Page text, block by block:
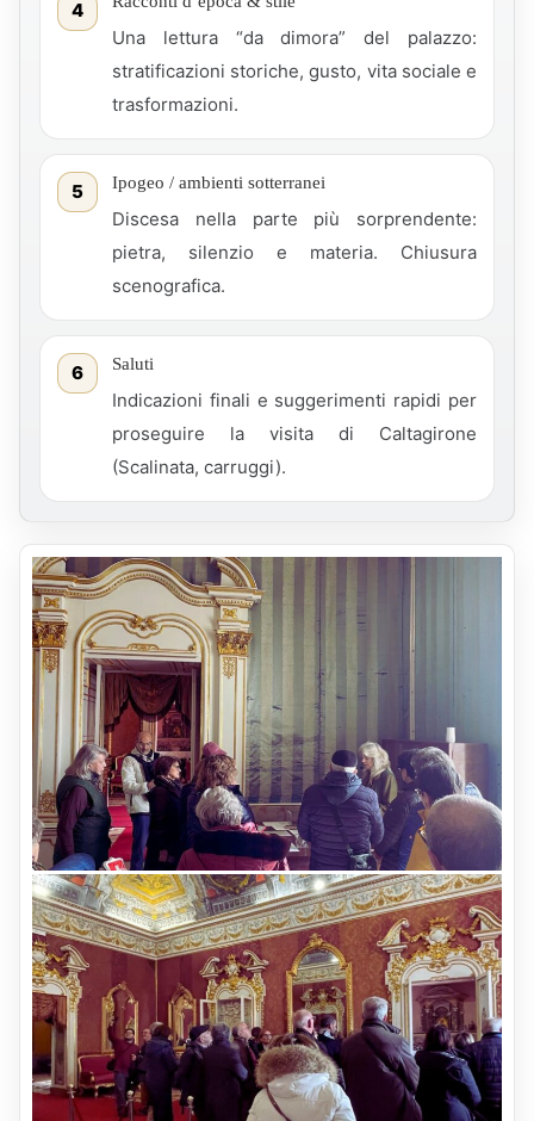
4
Una lettura “da dimora” del palazzo:
stratificazioni storiche, gusto, vita sociale e
trasformazioni.
5 Ipogeo / ambienti sotterranei
Discesa nella parte più sorprendente:
pietra, silenzio e materia. Chiusura
scenografica.
6 Saluti
Indicazioni finali e suggerimenti rapidi per
proseguire la visita di Caltagirone
(Scalinata, carruggi).